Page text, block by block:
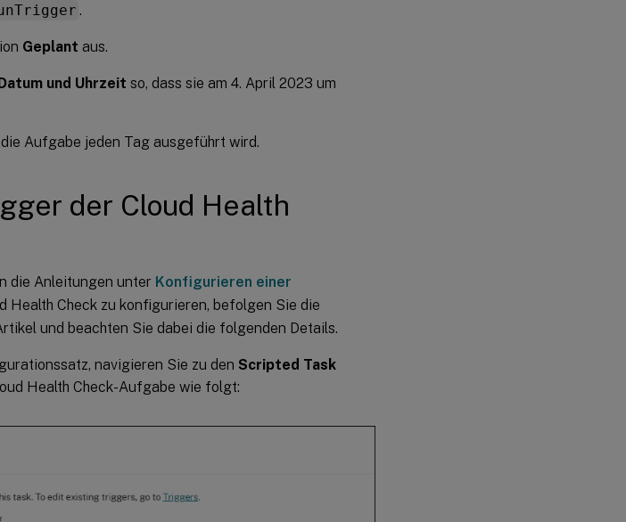
.
Geplant aus.
und Uhrzeit so, dass sie am 4. April 2023 um
die Aufgabe jeden Tag ausgeführt wird.
der Cloud Health
die Anleitungen unter Konfigurieren einer
Health Check zu konfigurieren, befolgen Sie die
und beachten Sie dabei die folgenden Details.
navigieren Sie zu den Scripted Task
Health Check-Aufgabe wie folgt: